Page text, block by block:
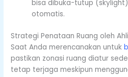
bisa dibuka-tutup
otomatis.
Strategi Penataan Ruang oleh
Saat Anda merencanakan untuk
pastikan zonasi ruang diatur
tetap terjaga meskipun